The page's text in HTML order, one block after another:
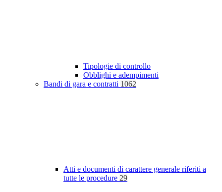
Tipologie di controllo
Obblighi e adempimenti
Bandi di gara e contratti 1062
Atti e documenti di carattere generale riferiti a
tutte le procedure 29